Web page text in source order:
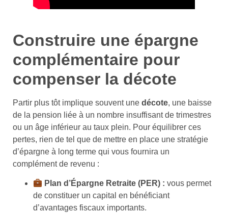
Construire une épargne
complémentaire pour
compenser la décote
Partir plus tôt implique souvent une décote, une baisse
de la pension liée à un nombre insuffisant de trimestres
ou un âge inférieur au taux plein. Pour équilibrer ces
pertes, rien de tel que de mettre en place une stratégie
d’épargne à long terme qui vous fournira un
complément de revenu :
Plan d’Épargne Retraite (PER) : vous permet
de constituer un capital en bénéficiant
d’avantages fiscaux importants.